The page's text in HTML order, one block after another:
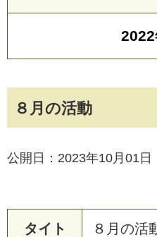
８月の活動
公開日：2023年10月01
タイト
８ 月 の活